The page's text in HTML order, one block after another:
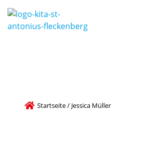
Pädagogische ArbeitFamilienzentrum
Startseite/ Jessica Müller